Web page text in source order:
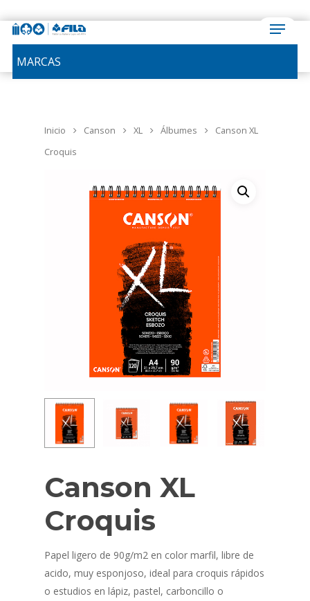
MARCAS
Inicio Canson XL Álbumes
Canson XL
Croquis
Canson XL
Croquis
Papel ligero de 90g/m2 en color marfil, libre de
acido, muy esponjoso, ideal para croquis rápidos
o estudios en lápiz, pastel, carboncillo o